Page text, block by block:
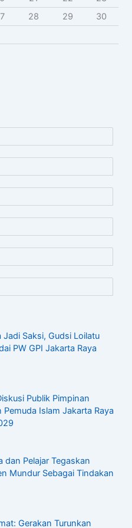
28 29
30
Jadi Saksi, Gudsi Loilatu
PW GPI Jakarta Raya
Publik Pimpinan
Pemuda Islam Jakarta Raya
dan Pelajar Tegaskan
Mundur Sebagai Tindakan
Gerakan Turunkan